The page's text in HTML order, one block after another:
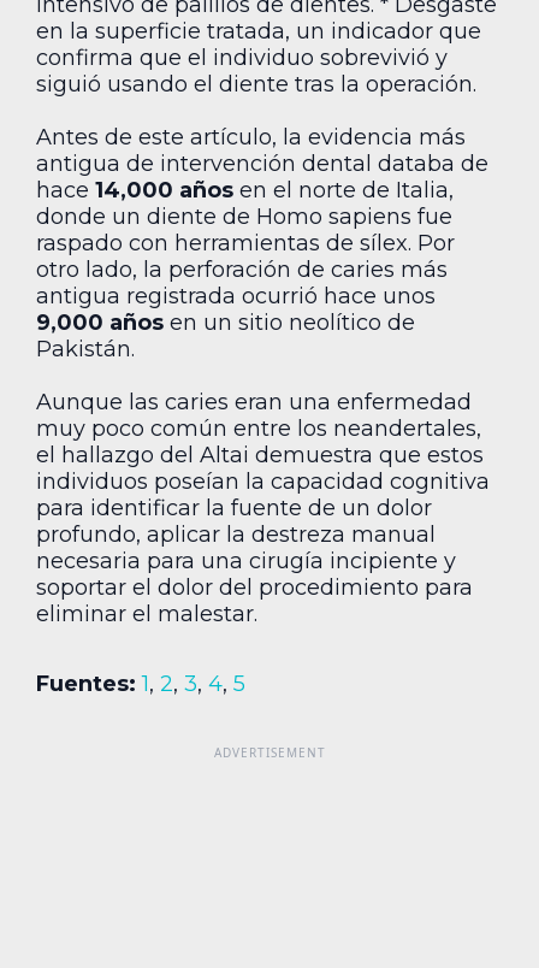
en la superficie tratada, un indicador que
confirma que el individuo sobrevivió y
siguió usando el diente tras la operación.
Antes de este artículo, la evidencia más
antigua de intervención dental databa de
hace 14,000 años en el norte de Italia,
donde un diente de Homo sapiens fue
raspado con herramientas de sílex. Por
otro lado, la perforación de caries más
antigua registrada ocurrió hace unos
9,000 años en un sitio neolítico de
Pakistán.
Aunque las caries eran una enfermedad
muy poco común entre los neandertales,
el hallazgo del Altai demuestra que estos
individuos poseían la capacidad cognitiva
para identificar la fuente de un dolor
profundo, aplicar la destreza manual
necesaria para una cirugía incipiente y
soportar el dolor del procedimiento para
eliminar el malestar.
Fuentes: 1, 2, 3, 4, 5